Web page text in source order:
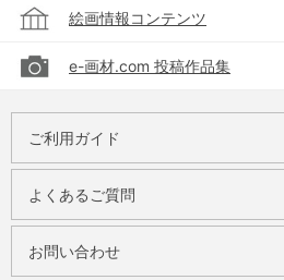
絵画情報コンテンツ
e-画材.com 投稿作品集
ご利用ガイド
よくあるご質問
お問い合わせ